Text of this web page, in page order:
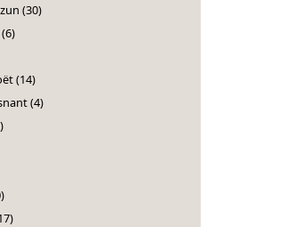
(30)
(14)
(4)